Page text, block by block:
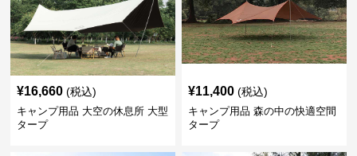
¥16,660 (税込)
キャンプ用品 大空の休息所 大型
タープ
¥11,400 (税込)
キャンプ用品 森の中の快適空間
タープ